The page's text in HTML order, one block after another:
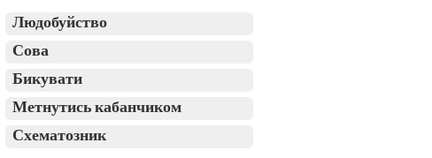
Людобуйство
Сова
Бикувати
Метнутись кабанчиком
Схематозник